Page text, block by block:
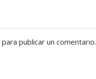
para publicar un comentario.